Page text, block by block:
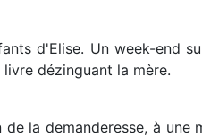
d'Elise. Un week-end
dézinguant la mère.
la demanderesse, à une